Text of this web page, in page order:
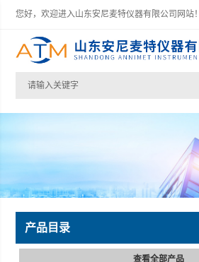
您好，欢迎进入山东安尼麦特仪器有限公司网站！
产品目录
查看全部产品